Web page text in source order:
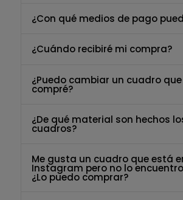
¿Con qué medios de pago
¿Cuándo recibiré mi compra?
¿Puedo cambiar un cuadro
compré?
¿De qué material son hechos
cuadros?
Me gusta un cuadro que está
Instagram pero no lo
¿Lo puedo comprar?